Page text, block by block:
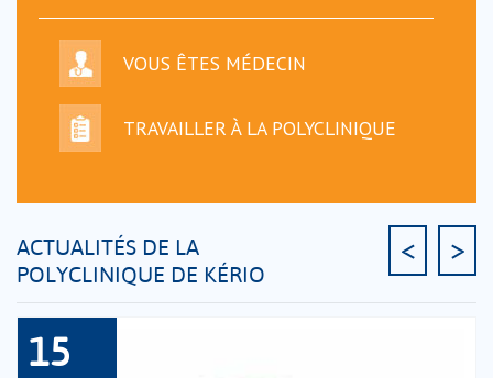
VOUS ÊTES MÉDECIN
TRAVAILLER À LA POLYCLINIQUE
ACTUALITÉS DE LA
POLYCLINIQUE DE KÉRIO
15
< >